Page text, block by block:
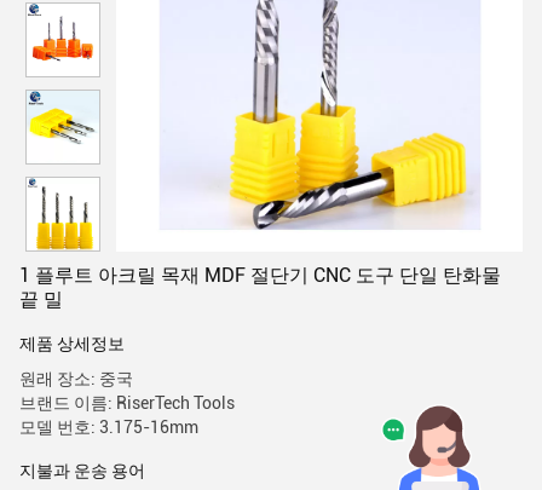
1 플루트 아크릴 목재 MDF 절단기 CNC 도구 단일 탄화물
끝 밀
제품 상세정보
원래 장소: 중국
브랜드 이름: RiserTech Tools
모델 번호: 3.175-16mm
지불과 운송 용어